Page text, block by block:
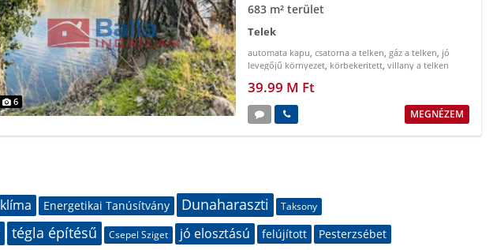
6
683 m² terület
Telek
automata kapu csatorna a telken gáz a telken jó
levegőjű környezet körbekeritett villany a telken
39.99 M Ft
MEGNÉZEM
klíma Energetikai Tanúsítvány Dunaharaszti Taksony
tégla építésű Csepel Sziget jó elosztású felújított
Pesterzsébet